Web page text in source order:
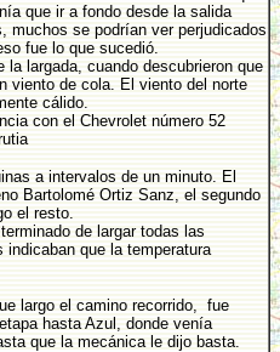
que ir a fondo desde la salida
muchos se podrían ver perjudicados
fue lo que sucedió.
la largada, cuando descubrieron que
viento de cola. El viento del norte
cálido.
con el Chevrolet número 52
a intervalos de un minuto. El
Bartolomé Ortiz Sanz, el segundo
el resto.
de largar todas las
que la temperatura
largo el camino recorrido, fue
hasta Azul, donde venía
que la mecánica le dijo basta.